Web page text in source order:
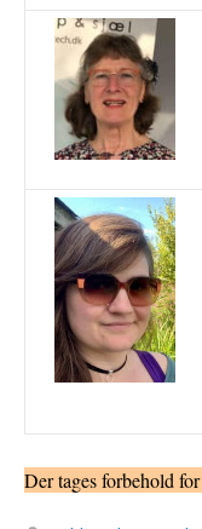
Der tages forbehold